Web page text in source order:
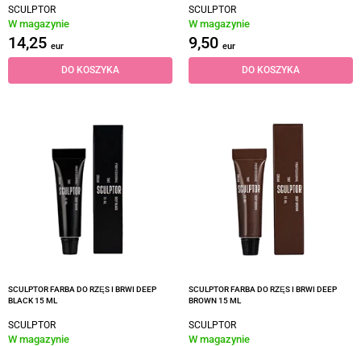
SCULPTOR
W magazynie
14,25 eur
DO KOSZYKA
SCULPTOR
W magazynie
9,50 eur
DO KOSZYKA
SCULPTOR FARBA DO RZĘS I BRWI DEEP
BLACK 15 ML
SCULPTOR
W magazynie
SCULPTOR FARBA DO RZĘS I BRWI DEEP
BROWN 15 ML
SCULPTOR
W magazynie